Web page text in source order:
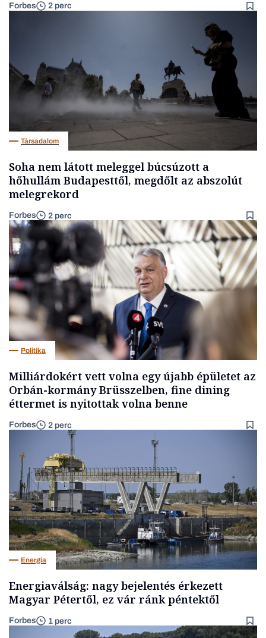
Forbes 2 perc
Társadalom
Soha nem látott meleggel búcsúzott a
hőhullám Budapesttől, megdőlt az abszolút
melegrekord
Forbes 2 perc
Politika
Milliárdokért vett volna egy újabb épületet az
Orbán-kormány Brüsszelben, fine dining
éttermet is nyitottak volna benne
Forbes 2 perc
Energia
Energiaválság: nagy bejelentés érkezett
Magyar Pétertől, ez vár ránk péntektől
Forbes 1 perc